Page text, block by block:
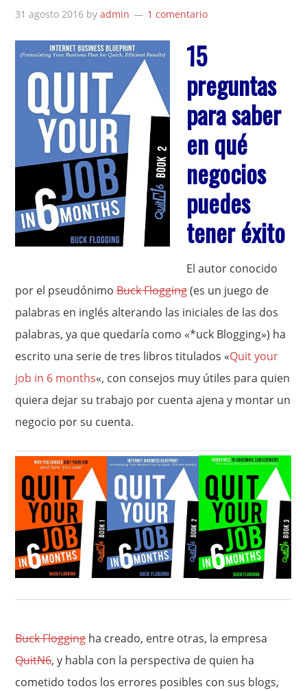
31 agosto 2016 byadmin 1 comentario
15
preguntas
para saber
en qué
negocios
puedes
tener éxito
El autor conocido
por el pseudónimoBuck Flogging(es un juego de
palabras en inglés alterando las iniciales de las dos
palabras, ya que quedaría como «*uck Blogging») ha
escrito una serie de tres libros titulados «Quit your
job in 6 months«, con consejos muy útiles para quien
quiera dejar su trabajo por cuenta ajena y montar un
negocio por su cuenta.
Buck Floggingha creado, entre otras, la empresa
QuitN6, y habla con la perspectiva de quien ha
cometido todos los errores posibles con sus blogs,